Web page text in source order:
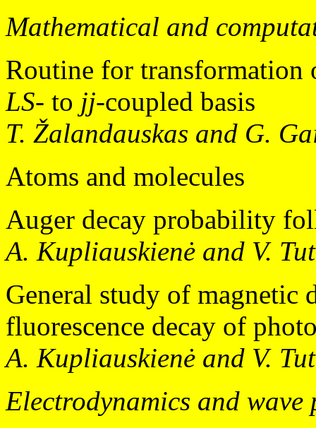
Mathematical and
Routine for transformation
LS- to jj-coupled basis
T. Žalandauskas and G.
Atoms and molecules
Auger decay probability
A. Kupliauskienė and V.
General study of magnetic
fluorescence decay of
A. Kupliauskienė and V.
Electrodynamics and wave